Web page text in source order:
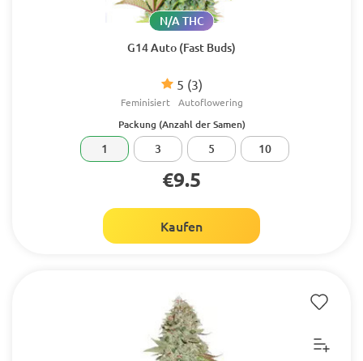
G14 Auto (Fast Buds)
5 (3)
N/A THC
Feminisiert Autoflowering
Packung (Anzahl der Samen)
1 3 5 10
€9.5
Kaufen